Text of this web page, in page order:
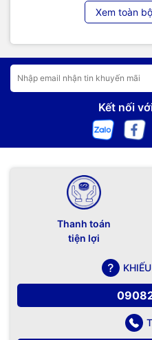
Xem toàn
Kết nối
Thanh toán
tiện lợi